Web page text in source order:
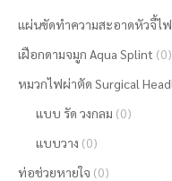
แผ่นขัดทำความสะอาดหัวจี้ไ
เฝือกดามจมูก Aqua Splint (0)
หมวกไฟผ่าตัด Surgical
แบบ รัด วงกลม (0)
แบบวาง (0)
ท่อช่วยหายใจ (0)